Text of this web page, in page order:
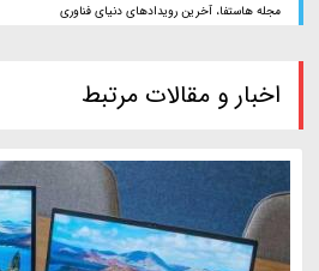
مجله هاستفا، آخرین رویدادهای دنیای فناوری
اخبار و مقالات مرتبط